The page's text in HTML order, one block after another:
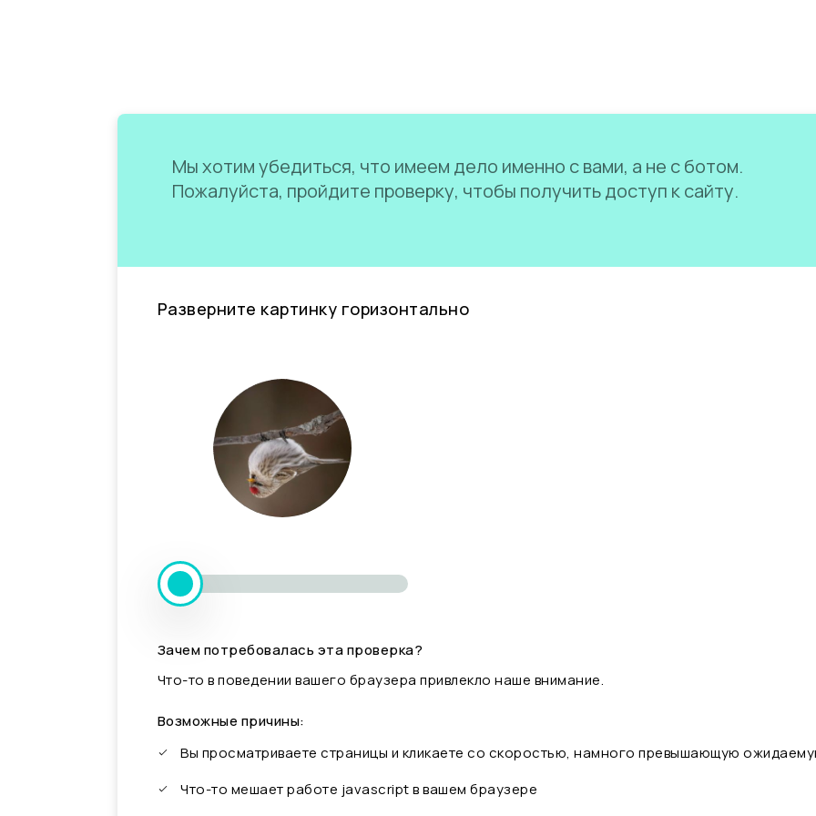
Мы хотим убедиться, что имеем дело именно с вами, а не с ботом.
Пожалуйста, пройдите проверку, чтобы получить доступ к сайту.
Разверните картинку горизонтально
Зачем потребовалась эта проверка?
Что-то в поведении вашего браузера привлекло наше внимание.
Возможные причины:
Вы просматриваете страницы и кликаете со скоростью, намного превышающую
Что-то мешает работе javascript в вашем браузере